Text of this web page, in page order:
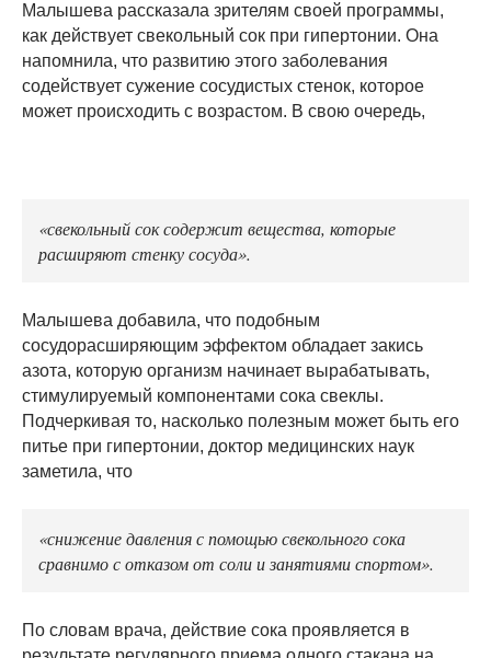
Малышева рассказала зрителям своей программы,
как действует свекольный сок при гипертонии. Она
напомнила, что развитию этого заболевания
содействует сужение сосудистых стенок, которое
может происходить с возрастом. В свою очередь,
«свекольный сок содержит вещества, которые
расширяют стенку сосуда».
Малышева добавила, что подобным
сосудорасширяющим эффектом обладает закись
азота, которую организм начинает вырабатывать,
стимулируемый компонентами сока свеклы.
Подчеркивая то, насколько полезным может быть его
питье при гипертонии, доктор медицинских наук
заметила, что
«снижение давления с помощью свекольного сока
сравнимо с отказом от соли и занятиями спортом».
По словам врача, действие сока проявляется в